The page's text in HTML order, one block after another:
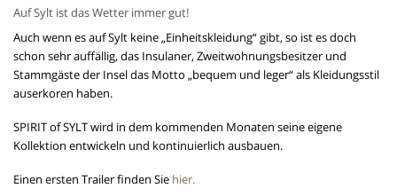
Auf Sylt ist das Wetter immer gut!
Auch wenn es auf Sylt keine „Einheitskleidung“ gibt, so ist es doch
schon sehr auffällig, das Insulaner, Zweitwohnungsbesitzer und
Stammgäste der Insel das Motto „bequem und leger“ als Kleidungsstil
auserkoren haben.
SPIRIT of SYLT wird in dem kommenden Monaten seine eigene
Kollektion entwickeln und kontinuierlich ausbauen.
Einen ersten Trailer finden Sie hier.